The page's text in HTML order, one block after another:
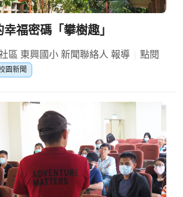
福密碼「攀樹趣」
區 東興國小 新聞聯絡人 報導
點閱
園新聞